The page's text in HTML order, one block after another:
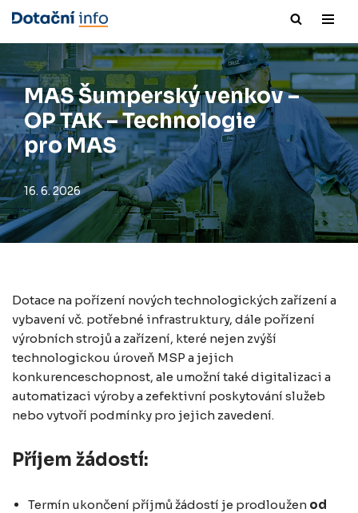
Přeskočit
na
obsah
MAS Šumperský venkov –
OP TAK – Technologie
pro MAS
16. 6. 2026
Dotace na pořízení nových technologických zařízení a
vybavení vč. potřebné infrastruktury, dále pořízení
výrobních strojů a zařízení, které nejen zvýší
technologickou úroveň MSP a jejich
konkurenceschopnost, ale umožní také digitalizaci a
automatizaci výroby a zefektivní poskytování služeb
nebo vytvoří podmínky pro jejich zavedení.
Příjem žádostí:
Termín ukončení příjmů žádostí je prodloužen od